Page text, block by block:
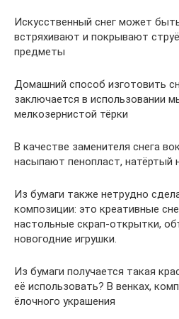
Искусственный снег может
встряхивают и покрывают
предметы
Домашний способ изготовить
заключается в использовании
мелкозернистой тёрки
В качестве заменителя снега
насыпают пенопласт, натёртый
Из бумаги также нетрудно
композиции: это креативные
настольные скрап-открытки,
новогодние игрушки.
Из бумаги получается такая
её использовать? В венках,
ёлочного украшения